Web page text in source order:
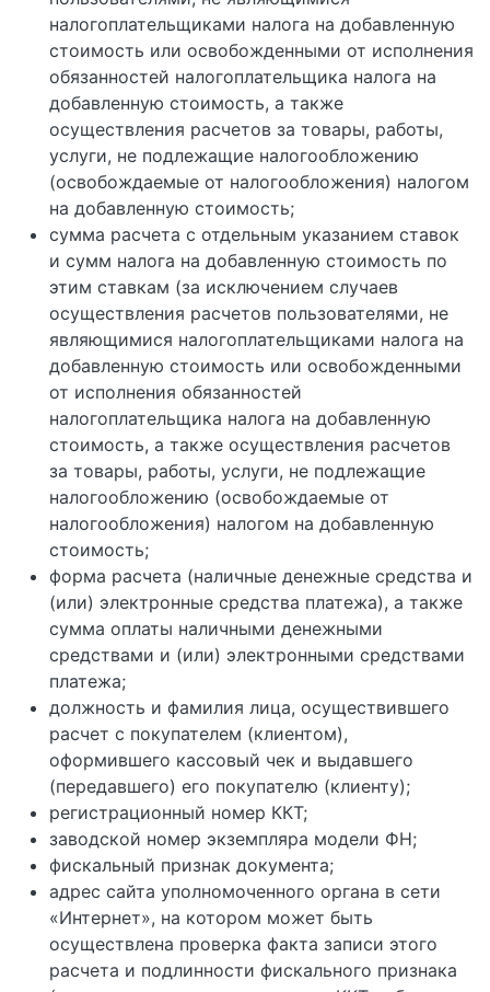
налогоплательщиками налога на добавленную
стоимость или освобожденными от исполнения
обязанностей налогоплательщика налога на
добавленную стоимость, а также
осуществления расчетов за товары, работы,
услуги, не подлежащие налогообложению
(освобождаемые от налогообложения) налогом
на добавленную стоимость;
сумма расчета с отдельным указанием ставок
и сумм налога на добавленную стоимость по
этим ставкам (за исключением случаев
осуществления расчетов пользователями, не
являющимися налогоплательщиками налога на
добавленную стоимость или освобожденными
от исполнения обязанностей
налогоплательщика налога на добавленную
стоимость, а также осуществления расчетов
за товары, работы, услуги, не подлежащие
налогообложению (освобождаемые от
налогообложения) налогом на добавленную
стоимость;
форма расчета (наличные денежные средства и
(или) электронные средства платежа), а также
сумма оплаты наличными денежными
средствами и (или) электронными средствами
платежа;
должность и фамилия лица, осуществившего
расчет с покупателем (клиентом),
оформившего кассовый чек и выдавшего
(передавшего) его покупателю (клиенту);
регистрационный номер ККТ;
заводской номер экземпляра модели ФН;
фискальный признак документа;
адрес сайта уполномоченного органа в сети
«Интернет», на котором может быть
осуществлена проверка факта записи этого
расчета и подлинности фискального признака